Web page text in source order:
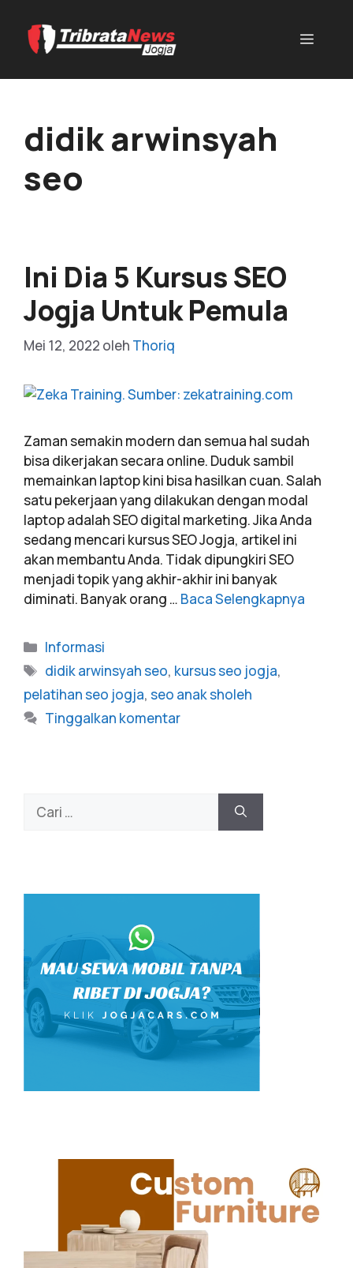
didik arwinsyah
seo
Ini Dia 5 Kursus SEO
Jogja Untuk Pemula
Mei 12, 2022 oleh Thoriq
Zaman semakin modern dan semua hal sudah
bisa dikerjakan secara online. Duduk sambil
memainkan laptop kini bisa hasilkan cuan. Salah
satu pekerjaan yang dilakukan dengan modal
laptop adalah SEO digital marketing. Jika Anda
sedang mencari kursus SEO Jogja, artikel ini
akan membantu Anda. Tidak dipungkiri SEO
menjadi topik yang akhir-akhir ini banyak
diminati. Banyak orang … Baca Selengkapnya
Informasi
didik arwinsyah seo, kursus seo jogja,
pelatihan seo jogja, seo anak sholeh
Tinggalkan komentar